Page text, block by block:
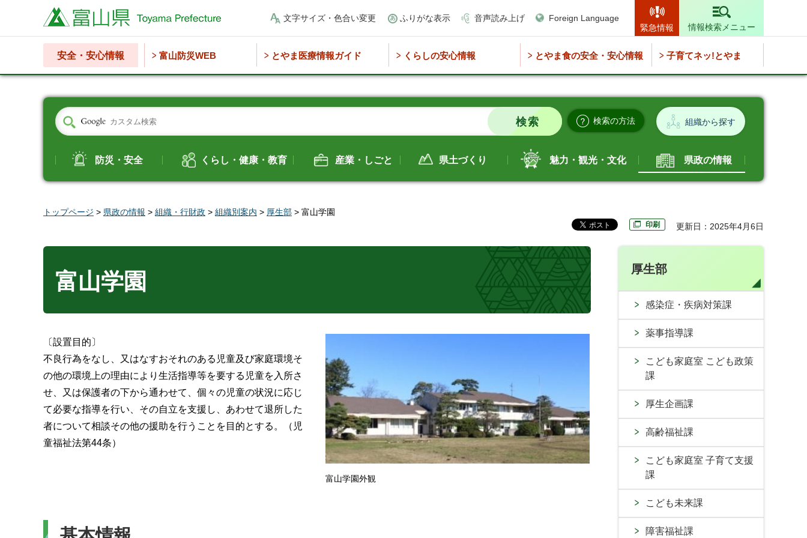
富山県 文字サイズ・色合い変更 ふりがな表示 音声読み上げ
Foreign Language
緊急情報
情報検索メニュー
安全・安心情報 富山防災WEB とやま医療情報ガイド くらしの安心情報 とやま食の安全・安心情報 子育てネッ!とやま
検索の方法 組織から探す
防災・安全 くらし・健康・教育 産業・しごと 県土づくり 魅力・観光・文化 県政の情報
トップページ > 県政の情報 > 組織・行財政 > 組織別案内 > 厚生部 > 富山学園
印刷 更新日：2025年4月6日
富山学園
〔設置目的〕
不良行為をなし、又はなすおそれのある児童及び家庭環境そ
の他の環境上の理由により生活指導等を要する児童を入所さ
せ、又は保護者の下から通わせて、個々の児童の状況に応じ
て必要な指導を行い、その自立を支援し、あわせて退所した
者について相談その他の援助を行うことを目的とする。（児
童福祉法第44条）
富山学園外観
厚生部
感染症・疾病対策課
薬事指導課
こども家庭室 こども政策
課
厚生企画課
高齢福祉課
こども家庭室 子育て支援
課
こども未来課
障害福祉課